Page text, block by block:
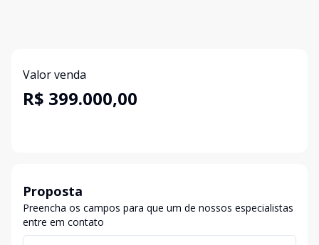
Valor venda
R$ 399.000,00
Proposta
Preencha os campos para que um de nossos especialistas
entre em contato